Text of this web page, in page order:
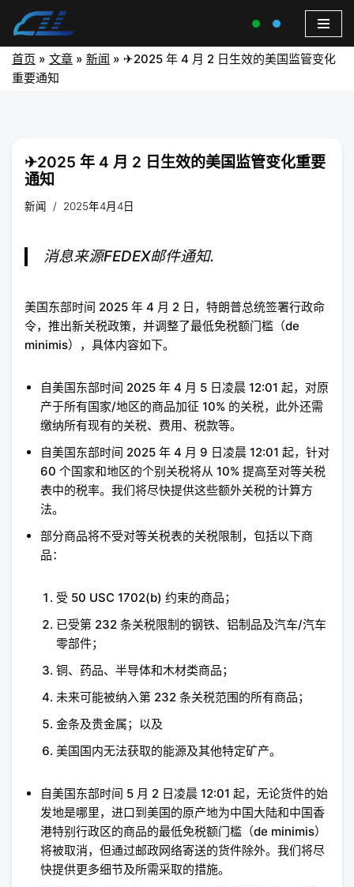
首页 » 文章 » 新闻 » ✈2025 年 4 月 2 日生效的美国监管变化
重要通知
✈2025 年 4 月 2 日生效的美国监管变化重要
通知
新闻 2025年4月4日
消息来源FEDEX邮件通知.
美国东部时间 2025 年 4 月 2 日，特朗普总统签署行政命
令，推出新关税政策，并调整了最低免税额门槛（de
minimis），具体内容如下。
自美国东部时间 2025 年 4 月 5 日凌晨 12:01 起，对原
产于所有国家/地区的商品加征 10% 的关税，此外还需
缴纳所有现有的关税、费用、税款等。
自美国东部时间 2025 年 4 月 9 日凌晨 12:01 起，针对
60 个国家和地区的个别关税将从 10% 提高至对等关税
表中的税率。我们将尽快提供这些额外关税的计算方
法。
部分商品将不受对等关税表的关税限制，包括以下商
品：
受 50 USC 1702(b) 约束的商品；
已受第 232 条关税限制的钢铁、铝制品及汽车/汽车
零部件；
铜、药品、半导体和木材类商品；
未来可能被纳入第 232 条关税范围的所有商品；
金条及贵金属；以及
美国国内无法获取的能源及其他特定矿产。
自美国东部时间 5 月 2 日凌晨 12:01 起，无论货件的始
发地是哪里，进口到美国的原产地为中国大陆和中国香
港特别行政区的商品的最低免税额门槛（de minimis）
将被取消，但通过邮政网络寄送的货件除外。我们将尽
快提供更多细节及所需采取的措施。